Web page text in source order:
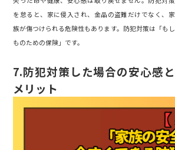
を怠ると、家に侵入され、金品の盗難だけでなく、家
族が傷つけられる危険性もあります。防犯対策は「もし
ものための保険」です。
7.防犯対策した場合の安心感と
メリット